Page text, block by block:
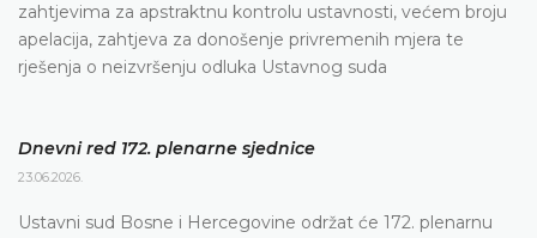
zahtjevima za apstraktnu kontrolu ustavnosti, većem broju
apelacija, zahtjeva za donošenje privremenih mjera te
rješenja o neizvršenju odluka Ustavnog suda
Dnevni red 172. plenarne sjednice
23.06.2026.
Ustavni sud Bosne i Hercegovine održat će 172. plenarnu